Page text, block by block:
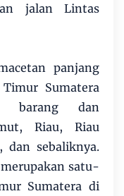
jalan Lintas
panjang
Sumatera
barang dan
Riau, Riau
dan sebaliknya.
satu-
Sumatera di